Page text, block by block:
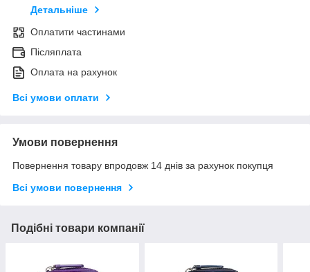
Детальніше
Оплатити частинами
Післяплата
Оплата на рахунок
Всі умови оплати
Умови повернення
Повернення товару впродовж 14 днів за рахунок покупця
Всі умови повернення
Подібні товари компанії